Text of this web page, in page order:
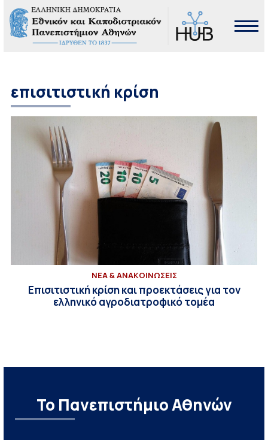
επισιτιστική κρίση
ΝΕΑ & ΑΝΑΚΟΙΝΩΣΕΙΣ
Επισιτιστική κρίση και προεκτάσεις για τον
ελληνικό αγροδιατροφικό τομέα
Το Πανεπιστήμιο Αθηνών